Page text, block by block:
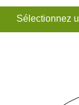
Sélectionnez